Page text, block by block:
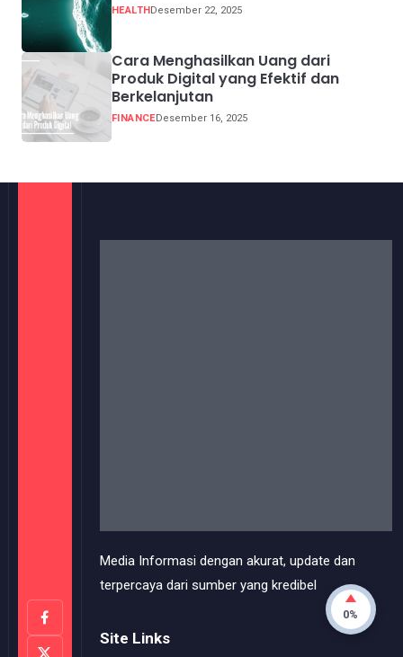
HEALTHDesember 22, 2025
Cara Menghasilkan Uang dari
Produk Digital yang Efektif dan
Berkelanjutan
FINANCEDesember 16, 2025
Pricing and costs
Useful Links
0%